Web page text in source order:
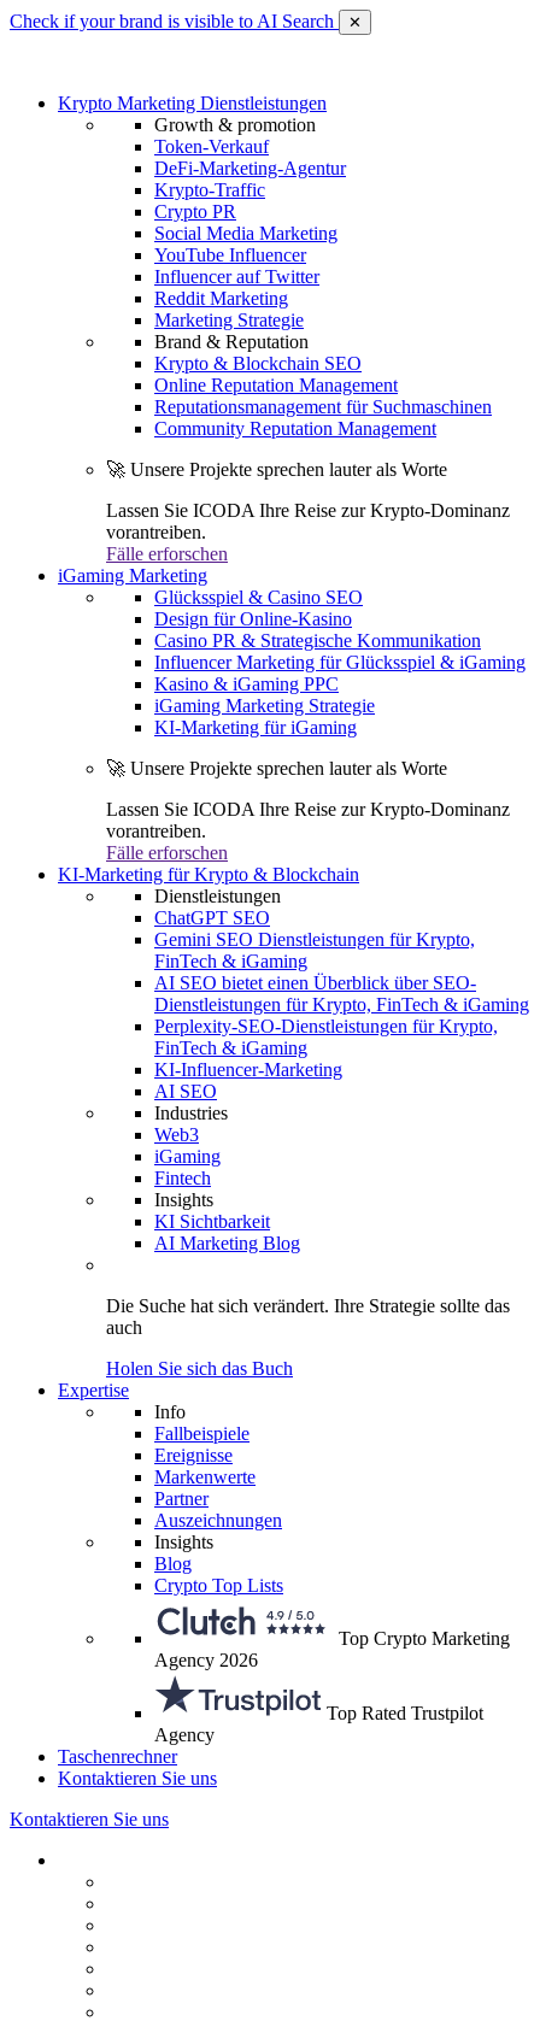
Check if your brand is visible to AI Search ✕
Krypto Marketing Dienstleistungen
Growth & promotion
Token-Verkauf
DeFi-Marketing-Agentur
Krypto-Traffic
Crypto PR
Social Media Marketing
YouTube Influencer
Influencer auf Twitter
Reddit Marketing
Marketing Strategie
Brand & Reputation
Krypto & Blockchain SEO
Online Reputation Management
Reputationsmanagement für Suchmaschinen
Community Reputation Management
🚀 Unsere Projekte sprechen lauter als Worte
Lassen Sie ICODA Ihre Reise zur Krypto-Dominanz
vorantreiben.
Fälle erforschen
iGaming Marketing
Glücksspiel & Casino SEO
Design für Online-Kasino
Casino PR & Strategische Kommunikation
Influencer Marketing für Glücksspiel & iGaming
Kasino & iGaming PPC
iGaming Marketing Strategie
KI-Marketing für iGaming
🚀 Unsere Projekte sprechen lauter als Worte
Lassen Sie ICODA Ihre Reise zur Krypto-Dominanz
vorantreiben.
Fälle erforschen
KI-Marketing für Krypto & Blockchain
Dienstleistungen
ChatGPT SEO
Gemini SEO Dienstleistungen für Krypto,
FinTech & iGaming
AI SEO bietet einen Überblick über SEO-
Dienstleistungen für Krypto, FinTech & iGaming
Perplexity-SEO-Dienstleistungen für Krypto,
FinTech & iGaming
KI-Influencer-Marketing
AI SEO
Industries
Web3
iGaming
Fintech
Insights
KI Sichtbarkeit
AI Marketing Blog
Die Suche hat sich verändert. Ihre Strategie sollte das
auch
Holen Sie sich das Buch
Expertise
Info
Fallbeispiele
Ereignisse
Markenwerte
Partner
Auszeichnungen
Insights
Blog
Crypto Top Lists
Top Crypto Marketing
Agency 2026
Top Rated Trustpilot
Agency
Taschenrechner
Kontaktieren Sie uns
Kontaktieren Sie uns